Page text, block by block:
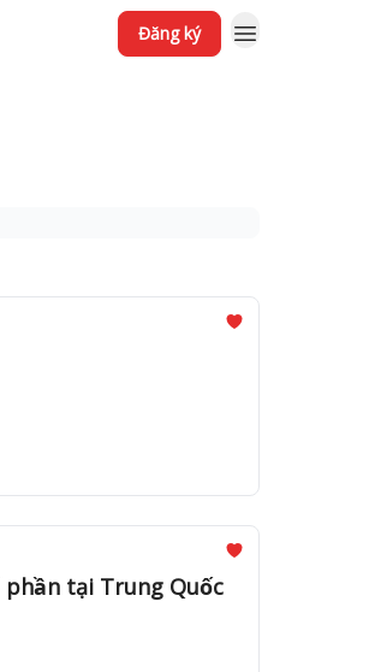
Đăng ký
phần tại Trung Quốc